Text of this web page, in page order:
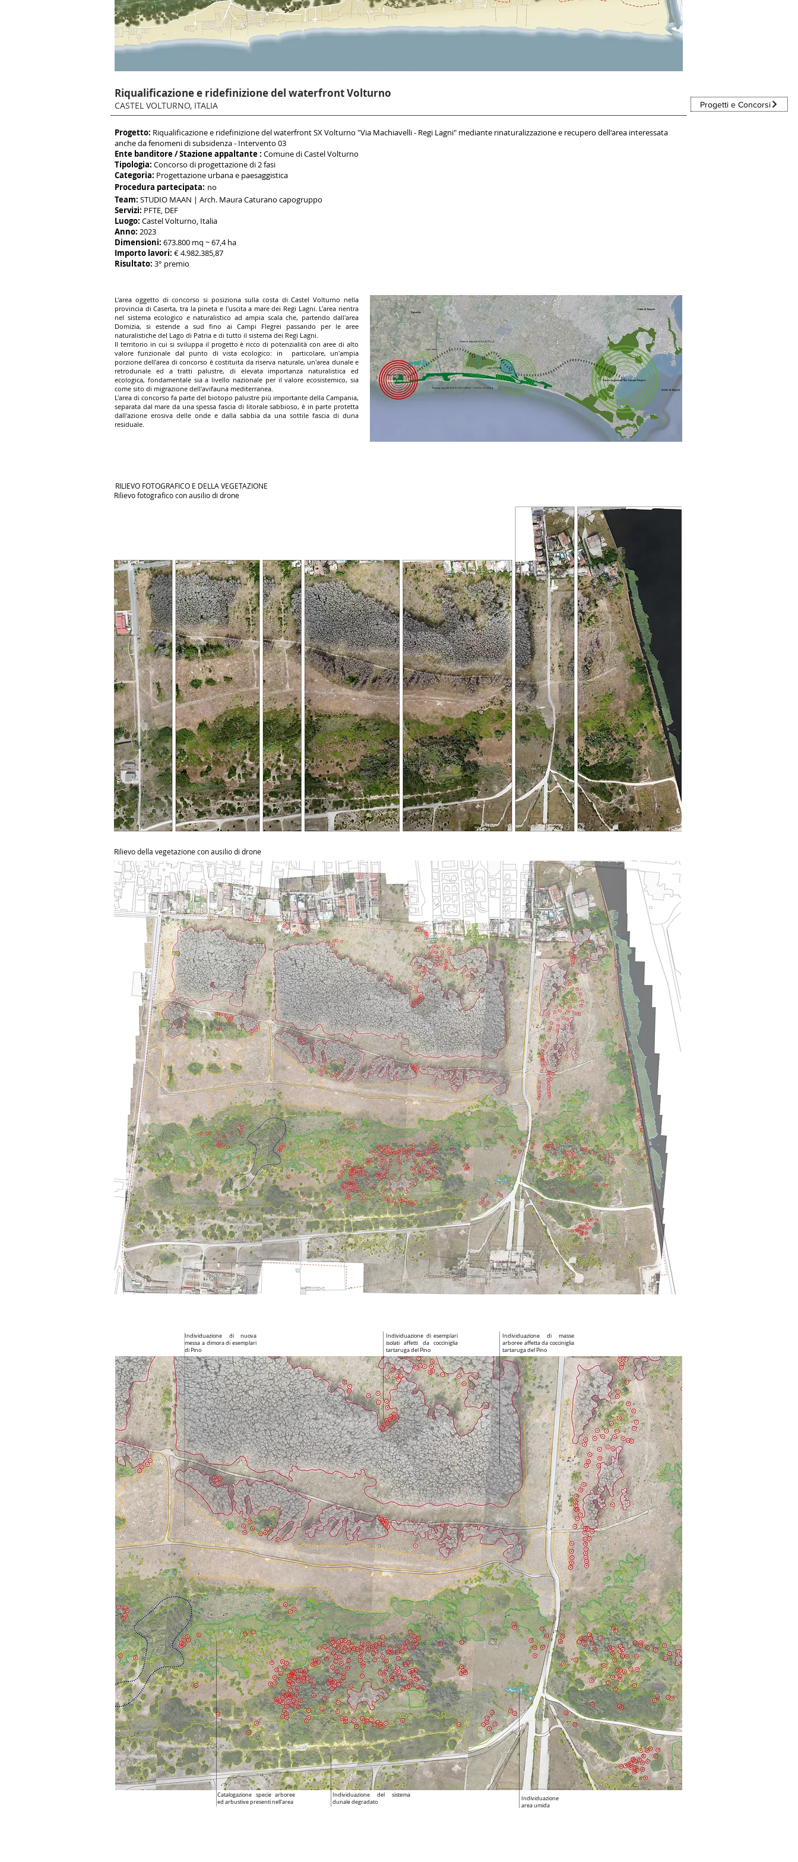
Riqualificazione e ridefinizione del waterfront Volturno
CASTEL VOLTURNO, ITALIA
Progetto: Riqualificazione e ridefinizione del waterfront SX Volturno "Via Machiavelli - Regi Lagni" mediante rinaturalizzazione e recupero dell'area interessata
anche da fenomeni di subsidenza - Intervento 03
Ente banditore / Stazione appaltante : Comune di Castel Volturno
Tipologia: Concorso di progettazione di 2 fasi
Categoria: Progettazione urbana e paesaggistica
Procedura partecipata: no
Team: STUDIO MAAN | Arch. Maura Caturano capogruppo
Servizi: PFTE, DEF
Luogo: Castel Volturno, Italia
Anno: 2023
Dimensioni: 673.800 mq ~ 67,4 ha
Importo lavori: € 4.982.385,87
Risultato: 3° premio
Progetti e Concorsi
L'area oggetto di concorso si posiziona sulla costa di Castel Volturno nella
provincia di Caserta, tra la pineta e l'uscita a mare dei Regi Lagni. L'area rientra
nel sistema ecologico e naturalistico ad ampia scala che, partendo dall'area
Domizia, si estende a sud fino ai Campi Flegrei passando per le aree
naturalistiche del Lago di Patria e di tutto il sistema dei Regi Lagni.
Il territorio in cui si sviluppa il progetto è ricco di potenzialità con aree di alto
valore funzionale dal punto di vista ecologico: in particolare, un'ampia
porzione dell'area di concorso è costituita da riserva naturale, un'area dunale e
retrodunale ed a tratti palustre, di elevata importanza naturalistica ed
ecologica, fondamentale sia a livello nazionale per il valore ecosistemico, sia
come sito di migrazione dell'avifauna mediterranea.
L'area di concorso fa parte del biotopo palustre più importante della Campania,
separata dal mare da una spessa fascia di litorale sabbioso, è in parte protetta
dall'azione erosiva delle onde e dalla sabbia da una sottile fascia di duna
residuale.
RILIEVO FOTOGRAFICO E DELLA VEGETAZIONE
Rilievo fotografico con ausilio di drone
Rilievo della vegetazione con ausilio di drone
Individuazione
area umida
Individuazione di nuova
messa a dimora di esemplari
di Pino
Individuazione di esemplari
isolati affetti da cocciniglia
tartaruga del Pino
Individuazione di masse
arboree affetta da cocciniglia
tartaruga del Pino
Individuazione del sistema
dunale degradato
Catalogazione specie arboree
ed arbustive presenti nell'area